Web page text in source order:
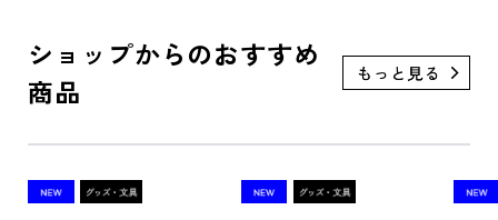
ショップからのおすすめ
商品